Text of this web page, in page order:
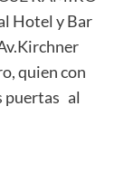
Hotel y Bar
quien con
puertas al